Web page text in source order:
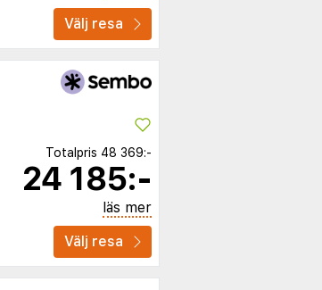
Välj resa
Totalpris 48 369:-
24 185:-
läs mer
Välj resa